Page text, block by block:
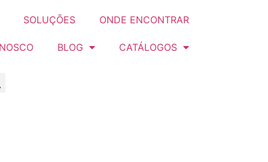
SOLUÇÕES ONDE ENCONTRAR
BLOG CATÁLOGOS